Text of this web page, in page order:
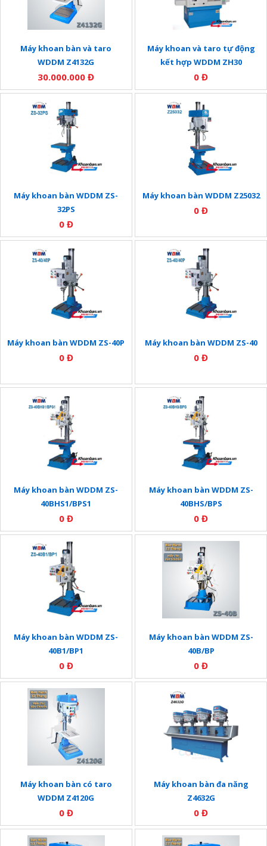
Máy khoan bàn và taro
WDDM Z4132G
30.000.000 Đ
Máy khoan và taro tự động
kết hợp WDDM ZH30
0 Đ
Máy khoan bàn WDDM ZS-
32PS
0 Đ
Máy khoan bàn WDDM Z25032
0 Đ
Máy khoan bàn WDDM ZS-40P
0 Đ
Máy khoan bàn WDDM ZS-40
0 Đ
Máy khoan bàn WDDM ZS-
40BHS1/BPS1
0 Đ
Máy khoan bàn WDDM ZS-
40BHS/BPS
0 Đ
Máy khoan bàn WDDM ZS-
40B1/BP1
0 Đ
Máy khoan bàn WDDM ZS-
40B/BP
0 Đ
Máy khoan bàn có taro
WDDM Z4120G
0 Đ
Máy khoan bàn đa năng
Z4632G
0 Đ